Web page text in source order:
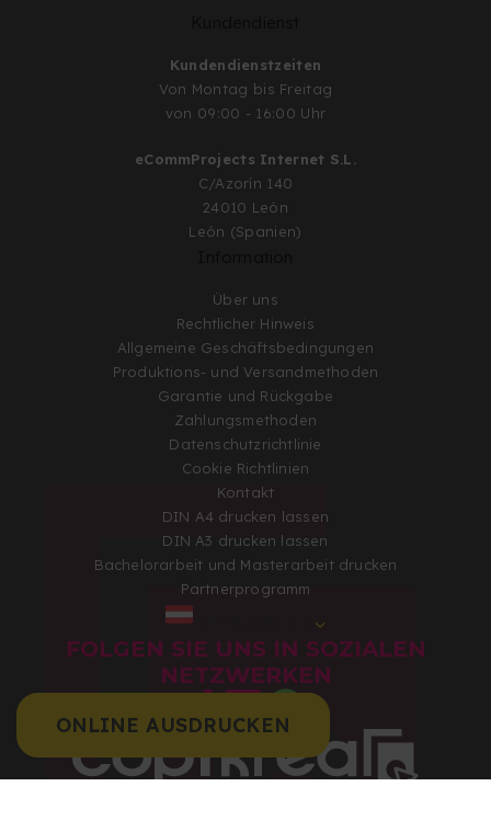
ONLINE AUSDRUCKEN
Kundendienstzeiten
Von Montag bis Freitag
von 09:00 - 16:00 Uhr
eCommProjects Internet S.L.
C/Azorín 140
24010 León
León (Spanien)
Über uns
Rechtlicher Hinweis
Allgemeine Geschäftsbedingungen
Produktions- und Versandmethoden
Garantie und Rückgabe
Zahlungsmethoden
Datenschutzrichtlinie
Cookie Richtlinien
Kontakt
DIN A4 drucken lassen
DIN A3 drucken lassen
Bachelorarbeit und Masterarbeit drucken
Partnerprogramm
FOLGEN SIE UNS IN SOZIALEN
NETZWERKEN